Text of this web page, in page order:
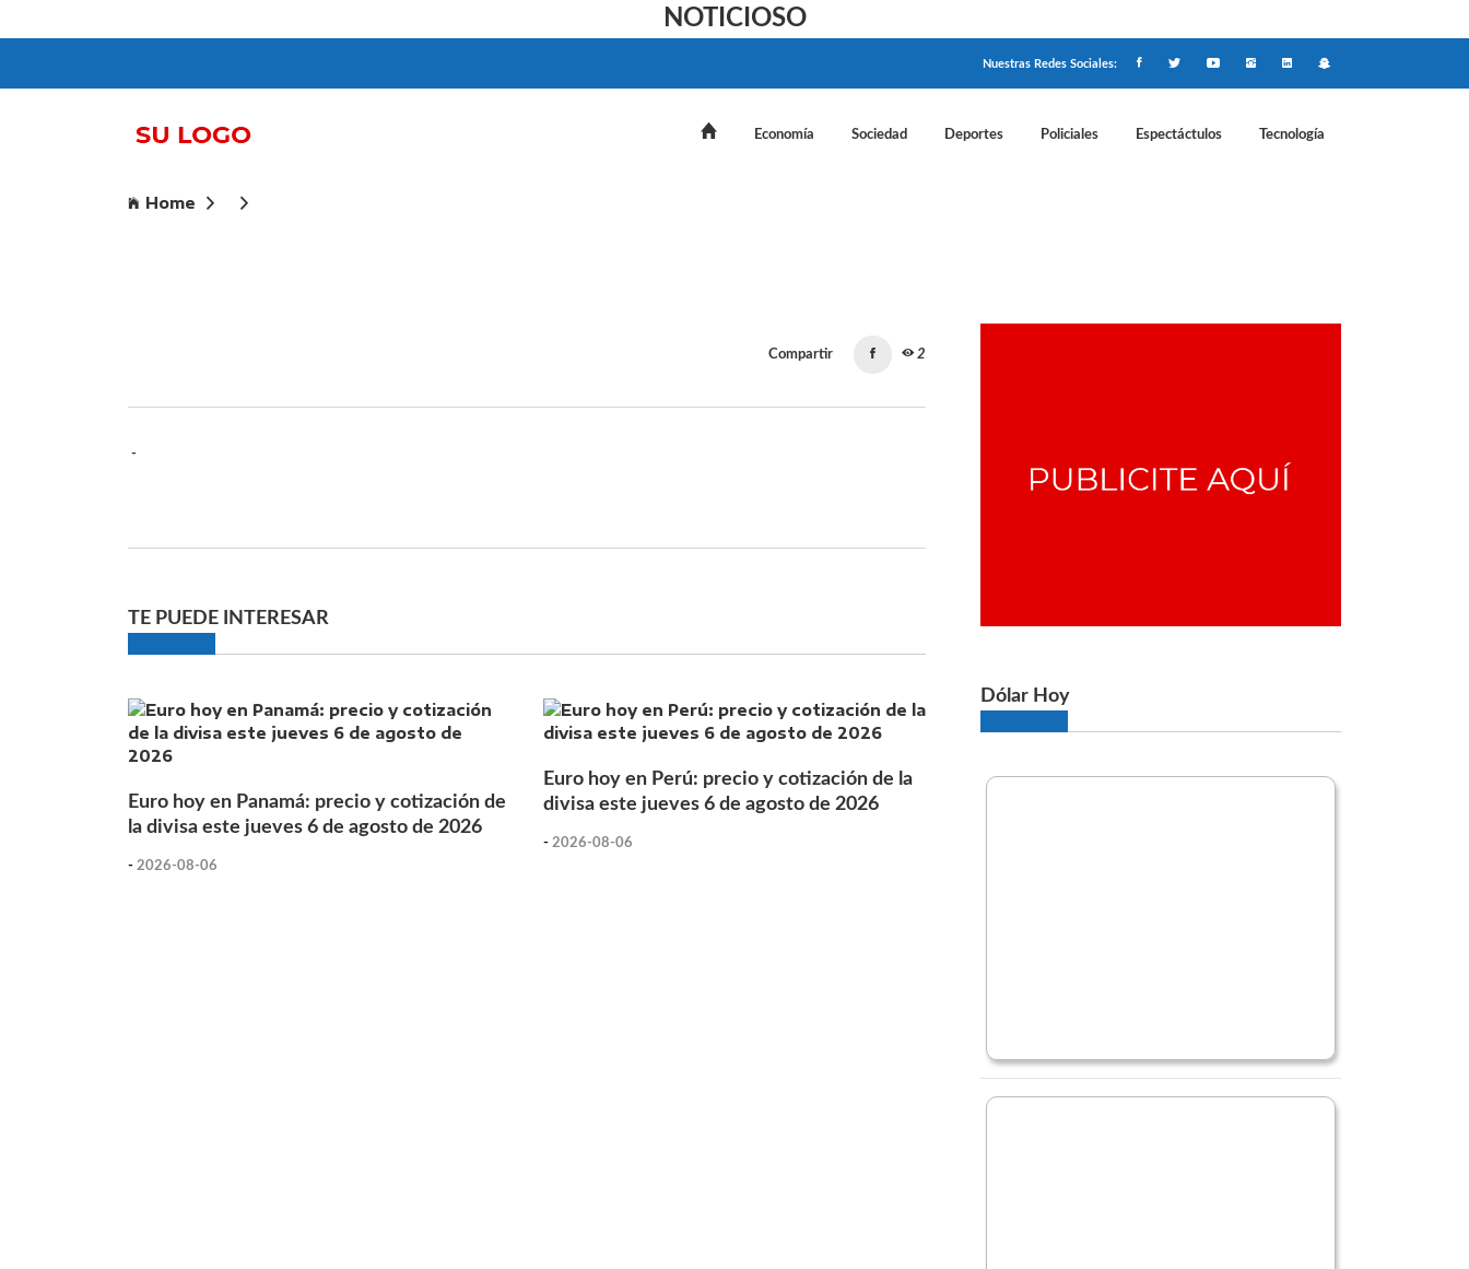
NOTICIOSO
Nuestras Redes Sociales:
Economía Sociedad Deportes Policiales Espectáctulos Tecnología
Home
Compartir 2
-
TE PUEDE INTERESAR
Euro hoy en Panamá: precio y cotización de
la divisa este jueves 6 de agosto de 2026
- 2026-08-06
Euro hoy en Perú: precio y cotización de la
divisa este jueves 6 de agosto de 2026
- 2026-08-06
Dólar Hoy